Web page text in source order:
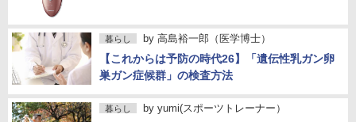
暮らし by 高島裕一郎（医学博士）
【これからは予防の時代26】「遺伝性乳ガン卵
巣ガン症候群」の検査方法
暮らし by yumi(スポーツトレーナー）